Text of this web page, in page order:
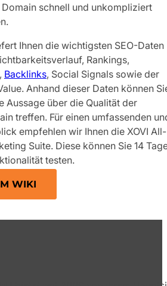
schnell und unkompliziert
Ihnen die wichtigsten SEO-Daten
Rankings,
Backlinks, Social Signals sowie der
Anhand dieser Daten können
Aussage über die Qualität der
treffen. Für einen umfassenden
empfehlen wir Ihnen die XOVI All-
Suite. Diese können Sie 14
testen.
WIKI